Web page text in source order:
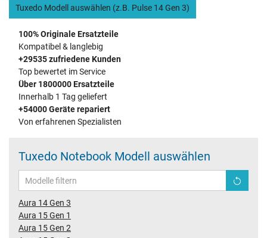
Tuxedo Modell auswählen (z.B. Pulse 14 Gen 3)
100% Originale Ersatzteile
Kompatibel & langlebig
+29535 zufriedene Kunden
Top bewertet im Service
Über 1800000 Ersatzteile
Innerhalb 1 Tag geliefert
+54000 Geräte repariert
Von erfahrenen Spezialisten
Tuxedo Notebook Modell auswählen
Aura 14 Gen 3
Aura 15 Gen 1
Aura 15 Gen 2